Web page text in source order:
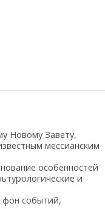
Новому Завету,
мессианским
особенностей
и
фон событий,